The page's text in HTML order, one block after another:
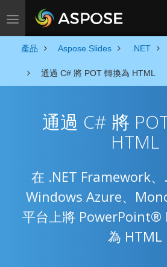
Toggle navigation
產品 Aspose.Slides .NET
通過 C# 將 POT 轉換為 HTML
通過 C# 將
HTML
在 .NET Framework、
Windows Azure、
平台上將 PowerPoint®
為 HTML